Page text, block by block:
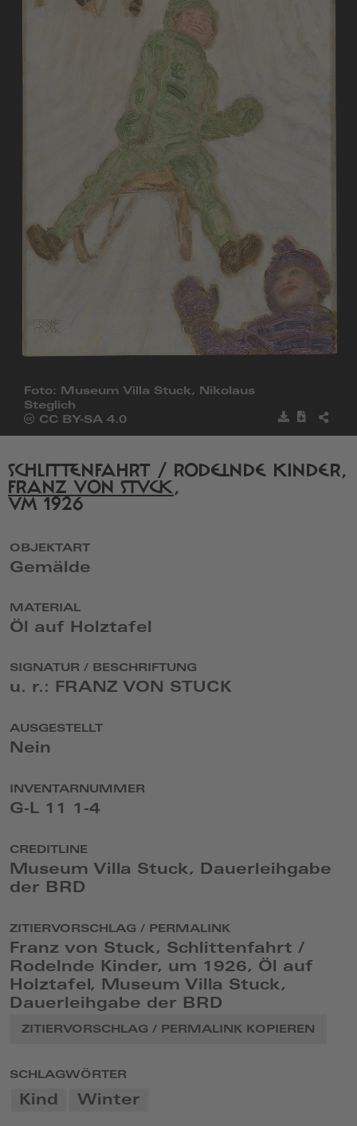
Foto: Museum Villa Stuck, Nikolaus
Steglich
CC BY-SA 4.0Öffnet
die
von
Creative
Commons
Bild
BILD
SCHLITTENFAHRT / RODELNDE KINDER,
FRANZ VON STUCK,
UM 1926
OBJEKTART
Gemälde
MATERIAL
Öl auf Holztafel
SIGNATUR / BESCHRIFTUNG
u. r.: FRANZ VON STUCK
AUSGESTELLT
Nein
INVENTARNUMMER
G-L 11 1-4
CREDITLINE
Museum Villa Stuck, Dauerleihgabe
der BRD
ZITIERVORSCHLAG / PERMALINK
Franz von Stuck, Schlittenfahrt /
Rodelnde Kinder, um 1926, Öl auf
Holztafel, Museum Villa Stuck,
Dauerleihgabe der BRD
ZITIERVORSCHLAG / PERMALINK KOPIEREN
SCHLAGWÖRTER
Kind Winter